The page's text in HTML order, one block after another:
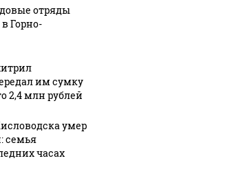
отряды
Горно-
им сумку
2,4 млн рублей
умер
семья
часах